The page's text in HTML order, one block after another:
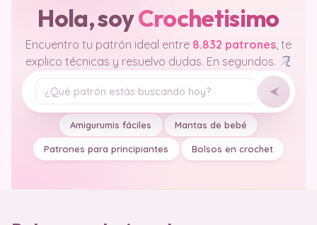
Hola, soyCrochetisimo
Encuentro tu patrón ideal entre 8.832 patrones, te
explico técnicas y resuelvo dudas. En segundos.
Tu pregunta
Amigurumis fáciles Mantas de bebé
Patrones para principiantes Bolsos en crochet